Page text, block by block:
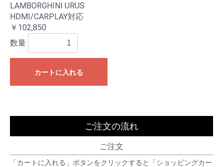
LAMBORGHINI URUS
HDMI/CARPLAY対応
￥102,850
数量
カートに入れる
ご注文の流れ
ご注文
「カートに入れる」ボタンをクリックすると「ショッピングカー